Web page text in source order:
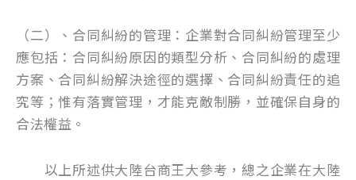
（二）、合同糾紛的管理：企業對合同糾紛管理至少
應包括：合同糾紛原因的類型分析、合同糾紛的處理
方案、合同糾紛解決途徑的選擇、合同糾紛責任的追
究等；惟有落實管理，才能克敵制勝，並確保自身的
合法權益。
以上所述供大陸台商王大參考，總之企業在大陸